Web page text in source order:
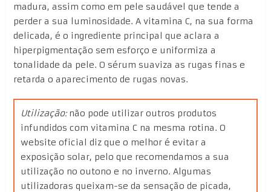
madura, assim como em pele saudável que tende a
perder a sua luminosidade. A vitamina C, na sua forma
delicada, é o ingrediente principal que aclara a
hiperpigmentação sem esforço e uniformiza a
tonalidade da pele. O sérum suaviza as rugas finas e
retarda o aparecimento de rugas novas.
Utilização: não pode utilizar outros produtos
infundidos com vitamina C na mesma rotina. O
website oficial diz que o melhor é evitar a
exposição solar, pelo que recomendamos a sua
utilização no outono e no inverno. Algumas
utilizadoras queixam-se da sensação de picada,